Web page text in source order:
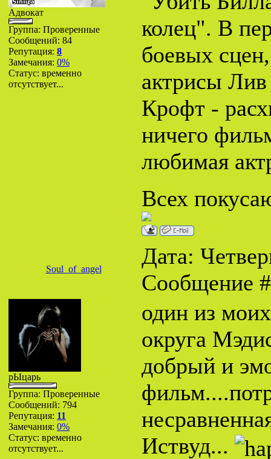
Адвокат
Группа: Проверенные
Сообщений: 84
Репутация: 8
Замечания: 0%
Статус: временно
отсутствует...
колец". В
боевых
актрисы
Крофт -
ничего
любимая
Всех
Soul_of_angel
Дата:
Сообщение
рЫцарь
Группа: Проверенные
Сообщений: 794
Репутация: 11
Замечания: 0%
Статус: временно
отсутствует...
один из
округа
добрый и
Иствуд...